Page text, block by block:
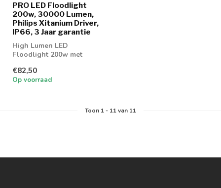
PRO LED Floodlight
200w, 30000 Lumen,
Philips Xitanium Driver,
IP66, 3 Jaar garantie
High Lumen LED
Floodlight 200w met
€82,50
Op voorraad
Toon 1- 11van 11